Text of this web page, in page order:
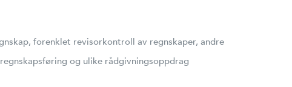
forenklet revisorkontroll av regnskaper, andre
og ulike rådgivningsoppdrag